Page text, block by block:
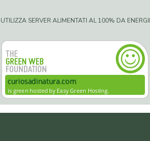
SERVER ALIMENTATI AL 100% DA